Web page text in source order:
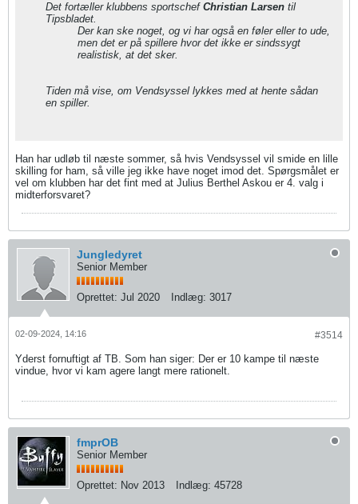
Det fortæller klubbens sportschef Christian Larsen til
Tipsbladet.
Der kan ske noget, og vi har også en føler eller to ude,
men det er på spillere hvor det ikke er sindssygt
realistisk, at det sker.
Tiden må vise, om Vendsyssel lykkes med at hente sådan
en spiller.
Han har udløb til næste sommer, så hvis Vendsyssel vil smide en lille
skilling for ham, så ville jeg ikke have noget imod det. Spørgsmålet er
vel om klubben har det fint med at Julius Berthel Askou er 4. valg i
midterforsvaret?
Jungledyret
Senior Member
Oprettet: Jul 2020 Indlæg: 3017
#3514
02-09-2024, 14:16
Yderst fornuftigt af TB. Som han siger: Der er 10 kampe til næste
vindue, hvor vi kam agere langt mere rationelt.
fmprOB
Senior Member
Oprettet: Nov 2013 Indlæg: 45728